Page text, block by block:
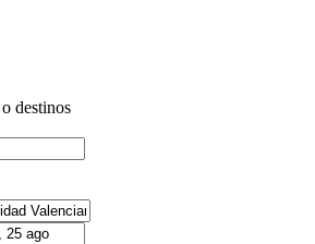
destinos